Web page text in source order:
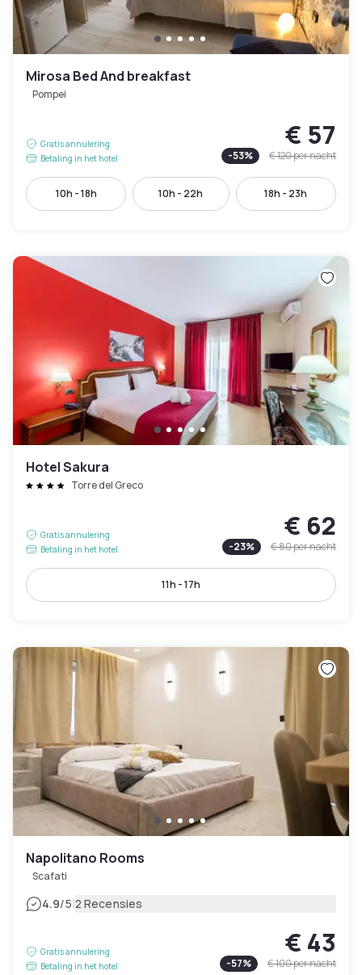
Mirosa Bed And breakfast
Pompei
Gratis annulering
Betaling in het hotel
€ 57
-53% € 120per nacht
10h - 18h 10h - 22h 18h - 23h
Hotel Sakura
Torre del Greco
Gratis annulering
Betaling in het hotel
€ 62
-23% € 80per nacht
11h - 17h
Napolitano Rooms
Scafati
4.9/5|2 Recensies
Gratis annulering
Betaling in het hotel
€ 43
-57% € 100per nacht